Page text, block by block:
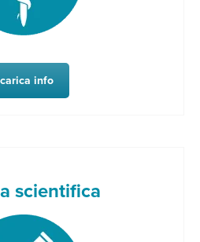
info
scientifica